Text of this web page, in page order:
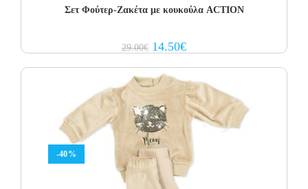
Σετ Φoύτερ-Ζακέτα με κουκούλα ACTION
29.00€ Original
price
29.00€.
14.50€Current
price
-40%